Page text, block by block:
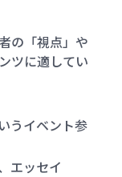
の「視点」や
ツに適してい
うイベント参
エッセイ